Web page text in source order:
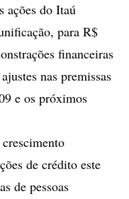
ações do Itaú
para R$
financeiras
nas premissas
e os próximos
de crédito este
de pessoas